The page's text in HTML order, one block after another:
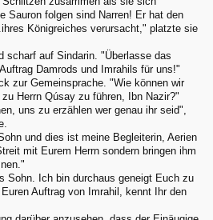
Sauron folgen sind Narren! Er hat den
Königreiches verursacht," platzte sie
scharf auf Sindarin. "Überlasse das
Damrods und Imrahils für uns!"
zur Gemeinsprache. "Wie können wir
Herrn Qúsay zu führen, Ibn Nazir?"
uns zu erzählen wer genau ihr seid",
und dies ist meine Begleiterin, Aerien
mit Eurem Herrn sondern bringen ihm
Sohn. Ich bin durchaus geneigt Euch zu
Auftrag von Imrahil, kennt Ihr den